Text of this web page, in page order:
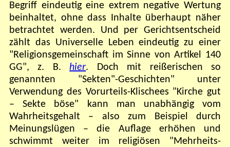
Begriff eindeutig eine extrem negative Wertung
beinhaltet, ohne dass Inhalte überhaupt näher
betrachtet werden. Und per Gerichtsentscheid
zählt das Universelle Leben eindeutig zu einer
"Religionsgemeinschaft im Sinne von Artikel 140
GG", z. B.hier. Doch mit reißerischen so
genannten "Sekten"-Geschichten" unter
Verwendung des Vorurteils-Klischees "Kirche gut
– Sekte böse" kann man unabhängig vom
Wahrheitsgehalt – also zum Beispiel durch
Meinungslügen – die Auflage erhöhen und
schwimmt weiter im religiösen "Mehrheits-